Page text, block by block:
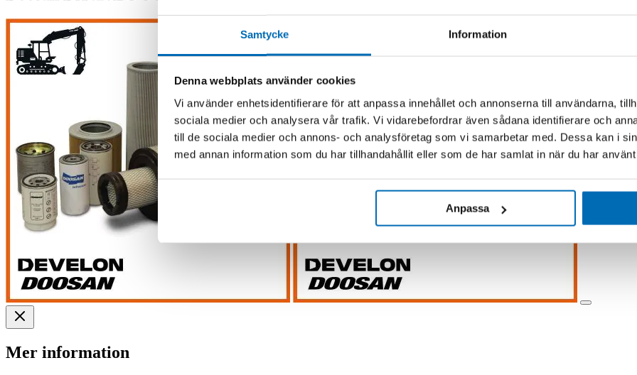
Samtycke Information
Denna webbplats använder cookies
Vi använder enhetsidentifierare för att anpassa innehållet och annonserna till användarna,
sociala medier och analysera vår trafik. Vi vidarebefordrar även sådana identifierare och
till de sociala medier och annons- och analysföretag som vi samarbetar med. Dessa kan i
med annan information som du har tillhandahållit eller som de har samlat in när du har
Anpassa
Mer information